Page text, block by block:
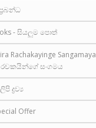
- සියලුම පොත්
Rachakayinge Sangamaya
රචකයින්ගේ සංගමය
ද්‍රව්‍ය
Offer